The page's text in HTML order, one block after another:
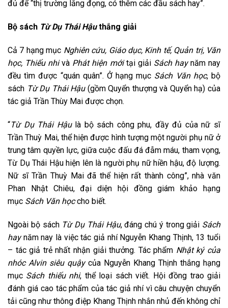
đủ để “thị trường lắng đọng, có thêm các đầu sách hay”.
Bộ sách Từ Dụ Thái Hậuthắng giải
Cả 7 hạng mục Nghiên cứu, Giáo dục, Kinh tế, Quản trị, Văn
học, Thiếu nhivà Phát hiện mớitại giải Sách haynăm nay
đều tìm được “quán quân”. Ở hạng mục Sách Văn học, bộ
sách Từ Dụ Thái Hậu(gồm Quyển thượng và Quyển hạ) của
tác giả Trần Thùy Mai được chọn.
“Từ Dụ Thái Hậulà bộ sách công phu, đầy đủ của nữ sĩ
Trần Thuỳ Mai, thể hiện được hình tượng một người phụ nữ ở
trung tâm quyền lực, giữa cuộc đấu đá đẫm máu, tham vọng,
Từ Dụ Thái Hậu hiện lên là người phụ nữ hiền hậu, độ lượng.
Nữ sĩ Trần Thuỳ Mai đã thể hiện rất thành công”, nhà văn
Phan Nhật Chiêu, đại diện hội đồng giám khảo hạng
mục Sách Văn họccho biết.
Ngoài bộ sách Từ Dụ Thái Hậu, đáng chú ý trong giải Sách
haynăm nay là việc tác giả nhí Nguyễn Khang Thịnh, 13 tuổi
– tác giả trẻ nhất nhận giải thưởng. Tác phẩm Nhật ký của
nhóc Alvin siêu quậy của Nguyễn Khang Thịnh thắng hạng
mục Sách thiếu nhi, thể loại sách viết. Hội đồng trao giải
đánh giá cao tác phẩm của tác giả nhí vì câu chuyện chuyển
tải cũng như thông điệp Khang Thịnh nhắn nhủ đến không chỉ